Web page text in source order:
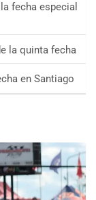
fecha especial
la quinta fecha
en Santiago